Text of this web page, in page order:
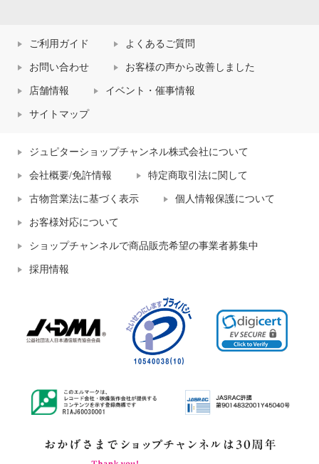
ご利用ガイド よくあるご質問
お問い合わせ お客様の声から改善しました
店舗情報 イベント・催事情報
サイトマップ
ジュピターショップチャンネル株式会社について
会社概要/免許情報 特定商取引法に関して
古物営業法に基づく表示 個人情報保護について
お客様対応について
ショップチャンネルで商品販売希望の事業者募集中
採用情報